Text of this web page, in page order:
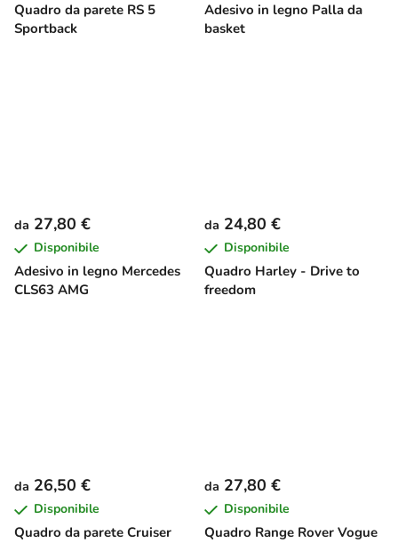
Quadro da parete RS 5
Sportback
Adesivo in legno Palla da
basket
Adesivo in legno Mercedes
CLS63 AMG
da 27,80 €
Disponibile
Quadro Harley - Drive to
freedom
da 24,80 €
Disponibile
Quadro da parete Cruiser
da 26,50 €
Disponibile
Quadro Range Rover Vogue
da 27,80 €
Disponibile